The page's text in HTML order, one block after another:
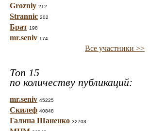
Grozniy 212
Strannic 202
Брат 198
mr.seniv 174
Все участники >>
Топ 15
по количеству публикаций:
mr.seniv 45225
Скилеф 40848
Галина Шаненко 32703